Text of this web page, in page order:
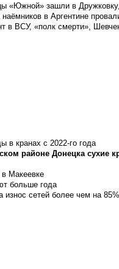
«Южной» зашли в
в Аргентине
в ВСУ, «полк смерти»,
в кранах с 2022-го года
районе Донецка сухие
Макеевке
больше года
износ сетей более чем на 85%